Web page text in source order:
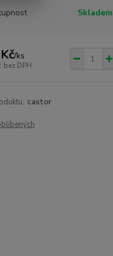
Skladem
/ks
bez DPH
castor